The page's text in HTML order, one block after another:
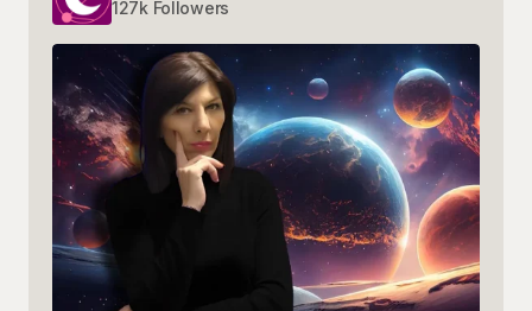
127k Followers